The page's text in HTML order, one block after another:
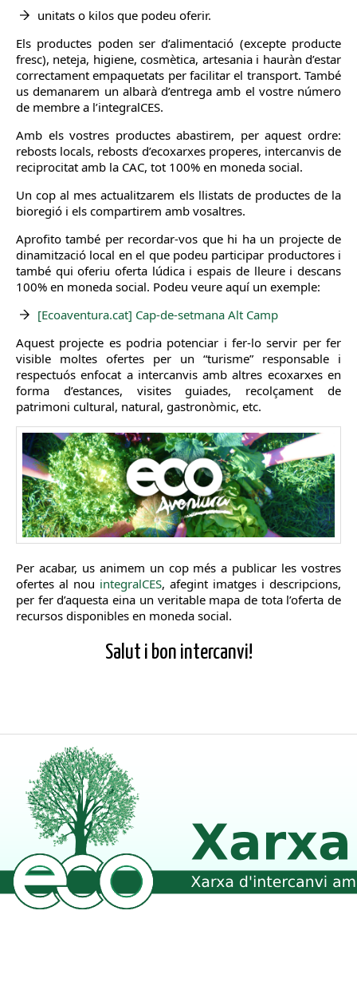
unitats o kilos que podeu oferir.
Els productes poden ser d’alimentació (excepte producte
fresc), neteja, higiene, cosmètica, artesania i hauràn d’estar
correctament empaquetats per facilitar el transport. També
us demanarem un albarà d’entrega amb el vostre número
de membre a l’integralCES.
Amb els vostres productes abastirem, per aquest ordre:
rebosts locals, rebosts d’ecoxarxes properes, intercanvis de
reciprocitat amb la CAC, tot 100% en moneda social.
Un cop al mes actualitzarem els llistats de productes de la
bioregió i els compartirem amb vosaltres.
Aprofito també per recordar-vos que hi ha un projecte de
dinamització local en el que podeu participar productores i
també qui oferiu oferta lúdica i espais de lleure i descans
100% en moneda social. Podeu veure aquí un exemple:
[Ecoaventura.cat] Cap-de-setmana Alt Camp
Aquest projecte es podria potenciar i fer-lo servir per fer
visible moltes ofertes per un “turisme” responsable i
respectuós enfocat a intercanvis amb altres ecoxarxes en
forma d’estances, visites guiades, recolçament de
patrimoni cultural, natural, gastronòmic, etc.
Per acabar, us animem un cop més a publicar les vostres
ofertes al nou integralCES, afegint imatges i descripcions,
per fer d’aquesta eina un veritable mapa de tota l’oferta de
recursos disponibles en moneda social.
Salut i bon intercanvi!